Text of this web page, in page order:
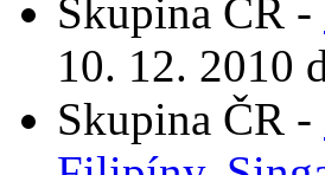
Skupina ČR -
10. 12. 2010
Skupina ČR -